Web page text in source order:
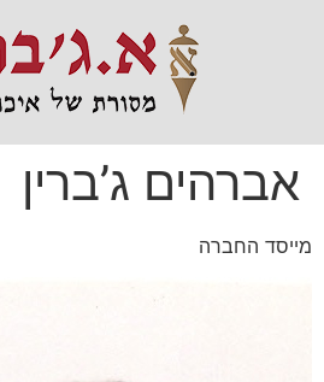
אברהים ג’ברין
מייסד החברה